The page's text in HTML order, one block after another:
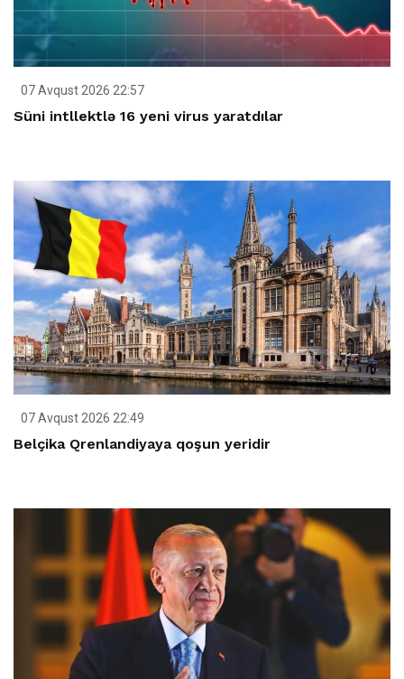
07 Avqust 2026 22:57
Süni intllektlə 16 yeni virus yaratdılar
07 Avqust 2026 22:49
Belçika Qrenlandiyaya qoşun yeridir